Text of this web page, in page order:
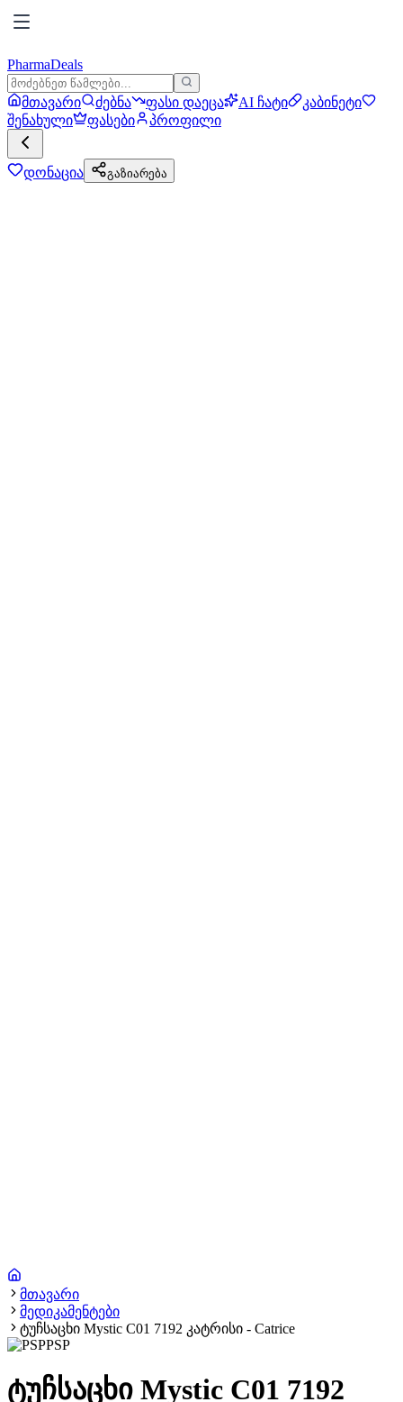
PharmaDeals
მთავარი ძებნა ფასი დაეცა AI ჩატი
კაბინეტი
შენახული
ფასები პროფილი
დონაცია გაზიარება
მთავარი
მედიკამენტები
ტუჩსაცხი Mystic C01 7192 კატრისი - Catrice
PSP
ტუჩსაცხი Mystic C01 7192